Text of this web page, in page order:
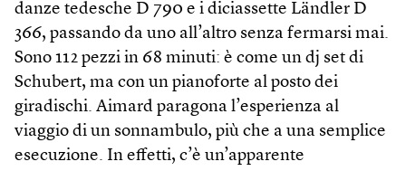
danze tedesche D 790 e i diciassette Ländler D
366, passando da uno all’altro senza fermarsi mai.
Sono 112 pezzi in 68 minuti: è come un dj set di
Schubert, ma con un pianoforte al posto dei
giradischi. Aimard paragona l’esperienza al
viaggio di un sonnambulo, più che a una semplice
esecuzione. In effetti, c’è un’apparente